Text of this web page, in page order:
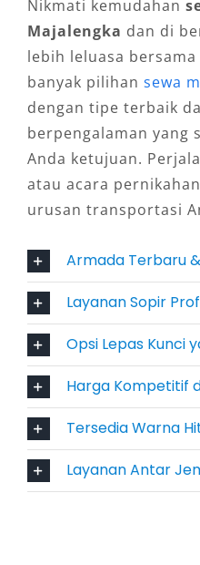
menyesuaikan lama
Layanan ini juga
berbagai kota tujuan
termasuk fasilitas
Kertajati maupun
Bandung.
5.
terpercaya
prima, bersih, serta
keselamatan. Sopir
terlatih, ramah, dan
pelanggan. Hal ini
dan membuktikan
layanan.
6. Efektivitas
Nikmati kemudahan
Majalengka dan di
lebih leluasa bersama
banyak pilihan sewa
dengan tipe terbaik
berpengalaman yang
Anda ketujuan.
atau acara
urusan transportasi
Armada Terbaru
Layanan Sopir
Opsi Lepas Kunci
Harga Kompetitif
Tersedia Warna
Layanan Antar